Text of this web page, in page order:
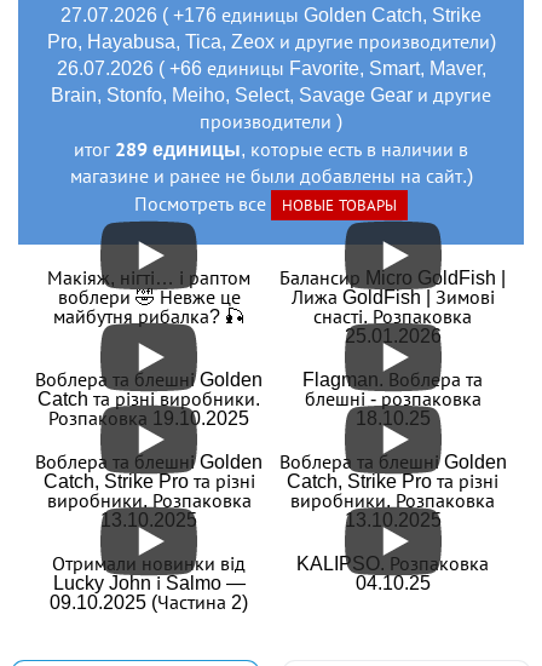
27.07.2026 ( +176 единицы Golden Catch, Strike
Pro, Hayabusa, Tica, Zeox и другие производители)
26.07.2026 ( +66 единицы Favorite, Smart, Maver,
Brain, Stonfo, Meiho, Select, Savage Gear и другие
производители )
итог 289 единицы, которые есть в наличии в
магазине и ранее не были добавлены на сайт.)
Посмотреть все
НОВЫЕ ТОВАРЫ
Макіяж, нігті… і раптом
воблери 🤣 Невже це
майбутня рибалка? 🎣
Балансир Micro GoldFish |
Лижа GoldFish | Зимові
снасті. Розпаковка
25.01.2026
Воблера та блешні Golden
Catch та різні виробники.
Розпаковка 19.10.2025
Flagman. Воблера та
блешні - розпаковка
18.10.25
Воблера та блешні Golden
Catch, Strike Pro та різні
виробники. Розпаковка
13.10.2025
Воблера та блешні Golden
Catch, Strike Pro та різні
виробники. Розпаковка
13.10.2025
Отримали новинки від
Lucky John і Salmo —
09.10.2025 (Частина 2)
KALIPSO. Розпаковка
04.10.25